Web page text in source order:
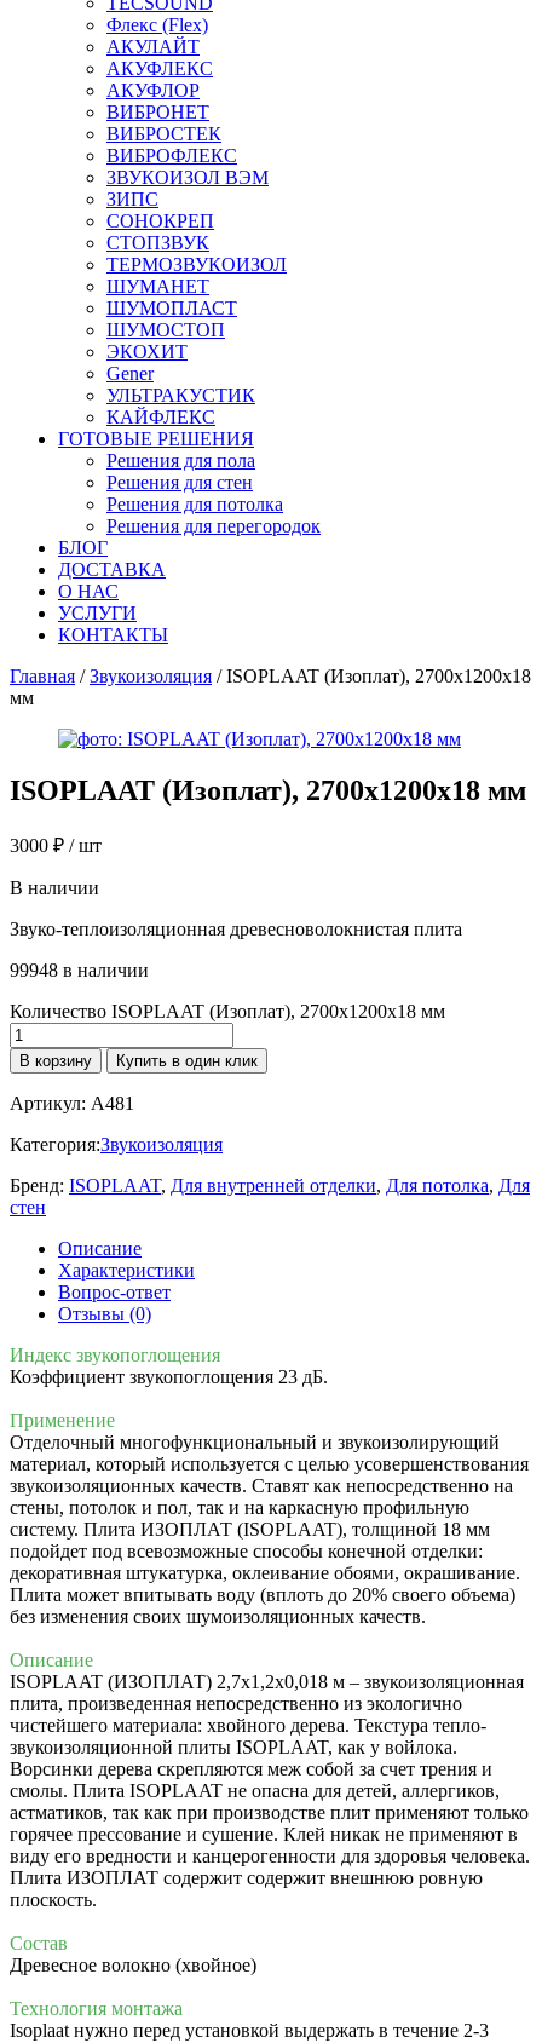
Флекс (Flex)
АКУЛАЙТ
АКУФЛЕКС
АКУФЛОР
ВИБРОНЕТ
ВИБРОСТЕК
ВИБРОФЛЕКС
ЗВУКОИЗОЛ ВЭМ
ЗИПС
СОНОКРЕП
СТОПЗВУК
ТЕРМОЗВУКОИЗОЛ
ШУМАНЕТ
ШУМОПЛАСТ
ШУМОСТОП
ЭКОХИТ
Gener
УЛЬТРАКУСТИК
КАЙФЛЕКС
ГОТОВЫЕ РЕШЕНИЯ
Решения для пола
Решения для стен
Решения для потолка
Решения для перегородок
БЛОГ
ДОСТАВКА
О НАС
УСЛУГИ
КОНТАКТЫ
Главная /Звукоизоляция / ISOPLAAT (Изоплат), 2700х1200х18
мм
ISOPLAAT (Изоплат), 2700х1200х18 мм
3000 ₽ / шт
В наличии
Звуко-теплоизоляционная древесноволокнистая плита
99948 в наличии
Количество ISOPLAAT (Изоплат), 2700х1200х18 мм
В корзину Купить в один клик
Артикул: A481
Категория:Звукоизоляция
Бренд: ISOPLAAT, Для внутренней отделки, Для потолка, Для
стен
Описание
Характеристики
Вопрос-ответ
Отзывы (0)
Индекс звукопоглощения
Коэффициент звукопоглощения 23 дБ.
Применение
Отделочный многофункциональный и звукоизолирующий
материал, который используется с целью усовершенствования
звукоизоляционных качеств. Ставят как непосредственно на
стены, потолок и пол, так и на каркасную профильную
систему. Плита ИЗОПЛАТ (ISOPLAAT), толщиной 18 мм
подойдет под всевозможные способы конечной отделки:
декоративная штукатурка, оклеивание обоями, окрашивание.
Плита может впитывать воду (вплоть до 20% своего объема)
без изменения своих шумоизоляционных качеств.
Описание
ISOPLAAT (ИЗОПЛАТ) 2,7х1,2х0,018 м – звукоизоляционная
плита, произведенная непосредственно из экологично
чистейшего материала: хвойного дерева. Текстура тепло-
звукоизоляционной плиты ISOPLAAT, как у войлока.
Ворсинки дерева скрепляются меж собой за счет трения и
смолы. Плита ISOPLAAT не опасна для детей, аллергиков,
астматиков, так как при производстве плит применяют только
горячее прессование и сушение. Клей никак не применяют в
виду его вредности и канцерогенности для здоровья человека.
Плита ИЗОПЛАТ содержит содержит внешнюю ровную
плоскость.
Состав
Древесное волокно (хвойное)
Технология монтажа
Isoplaat нужно перед установкой выдержать в течение 2-3